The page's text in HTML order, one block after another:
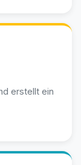
erstellt ein